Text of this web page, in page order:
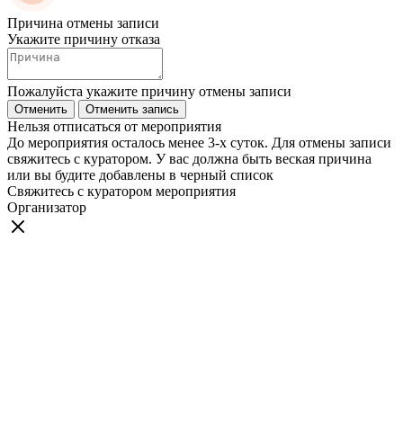
Причина отмены записи
Укажите причину отказа
Пожалуйста укажите причину отмены записи
Отменить Отменить запись
Нельзя отписаться от мероприятия
До мероприятия осталось менее 3-х суток. Для отмены записи
свяжитесь с куратором. У вас должна быть веская причина
или вы будите добавлены в черный список
Свяжитесь с куратором мероприятия
Организатор